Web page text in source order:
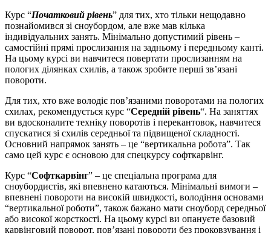
Курс “Початковий рівень” для тих, хто тільки нещодавно
познайомився зі сноубордом, але вже мав кілька
індивідуальних занять. Мінімально допустимий рівень –
самостійні прямі прослизання на задньому і передньому канті.
На цьому курсі ви навчитеся повертати прослизанням на
пологих ділянках схилів, а також зробите перші зв’язані
повороти.
Для тих, хто вже володіє пов’язаними поворотами на пологих
схилах, рекомендується курс “Середній рівень“. На заняттях
ви вдосконалите техніку поворотів і перекантовок, навчитеся
спускатися зі схилів середньої та підвищеної складності.
Основний напрямок занять – це “вертикальна робота”. Так
само цей курс є основою для спецкурсу софткарвінг.
Курс “Софткарвінг” – це спеціальна програма для
сноубордистів, які впевнено катаються. Мінімальні вимоги –
впевнені повороти на високій швидкості, володіння основами
“вертикальної роботи”, також бажано мати сноуборд середньої
або високої жорсткості. На цьому курсі ви опануєте базовий
карвінговий поворот, пов’язані повороти без проковзування і